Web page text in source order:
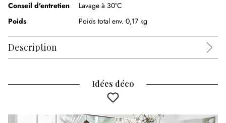
Conseil d'entretien
Lavage à 30°C
Poids
Poids total env. 0,17 kg
Description
Idées déco